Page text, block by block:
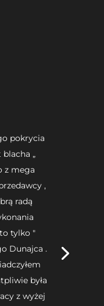
pokrycia
„
z mega
,
radą
tylko "
Dunajca .
była
z wyżej